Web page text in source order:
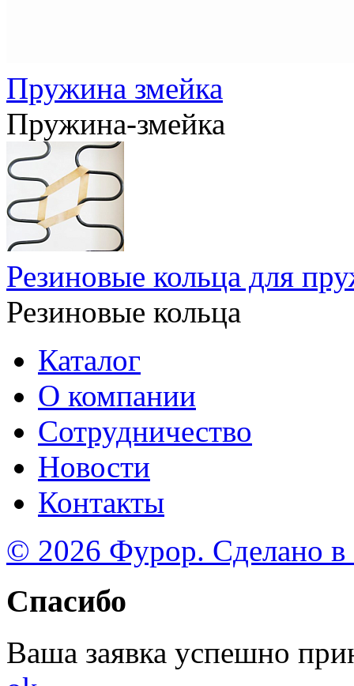
Пружина змейка
Пружина-змейка
Резиновые кольца для
Резиновые кольца
Каталог
О компании
Сотрудничество
Новости
Контакты
© 2026 Фурор. Сделано в
Спасибо
Ваша заявка успешно